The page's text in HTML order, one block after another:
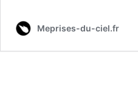
Meprises-du-ciel.fr